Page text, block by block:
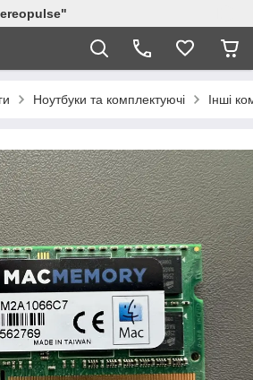
Ноутбуки та комплектуючі Інші